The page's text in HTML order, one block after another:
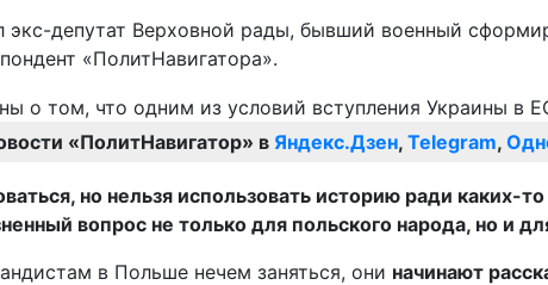
экс-депутат Верховной рады, бывший военный
«ПолитНавигатора».
«ПолитНавигатор» в Яндекс.Дзен, Telegram,
но нельзя использовать историю ради каких-
вопрос не только для польского народа, но и
в Польше нечем заняться, они начинают